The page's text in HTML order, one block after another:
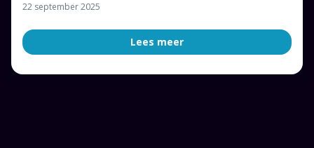
22 september 2025
Lees meer